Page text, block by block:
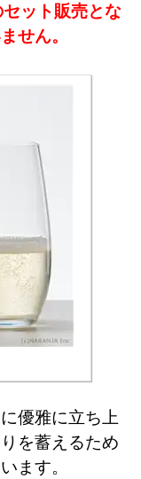
ット販売とな
せん。
優雅に立ち上
を蓄えるため
ます。